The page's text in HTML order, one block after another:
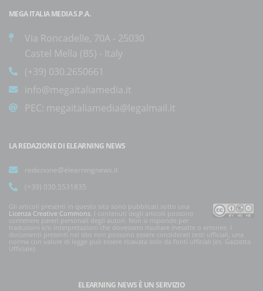
MEGA ITALIA MEDIA S.P.A.
Via Roncadelle, 70A - 25030
Castel Mella (BS) - Italy
(+39) 030.2650661
info@megaitaliamedia.it
PEC: megaitaliamedia@legalmail.it
LA REDAZIONE DI ELEARNING NEWS
redazione@elearningnews.it
(+39) 030.5531835
Gli articoli presenti in questo sito sono pubblicati sotto una
Licenza Creative Commons. I contenuti degli articoli possono
contenere pareri personali degli autori. Non si risponde per
traduzioni e/o interpretazioni che dovessero risultare inesatte o erronee. I
documenti presenti nel sito non possono essere considerati testi ufficiali, una
norma con valore di legge può essere ricavata solo da fonti ufficiali (es. Gazzetta
Ufficiale).
ELEARNING NEWS È UN SERVIZIO